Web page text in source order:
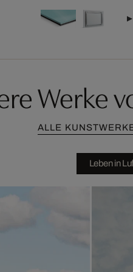
Werke
ALLE
Leben in